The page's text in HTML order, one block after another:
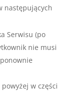
następujących
Serwisu (po
nie musi
w części